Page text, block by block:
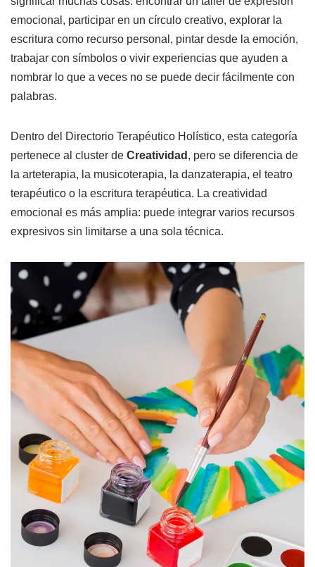
emocional, participar en un círculo creativo, explorar la
escritura como recurso personal, pintar desde la emoción,
trabajar con símbolos o vivir experiencias que ayuden a
nombrar lo que a veces no se puede decir fácilmente con
palabras.
Dentro del Directorio Terapéutico Holístico, esta categoría
pertenece al cluster de Creatividad , pero se diferencia de
la arteterapia, la musicoterapia, la danzaterapia, el teatro
terapéutico o la escritura terapéutica. La creatividad
emocional es más amplia: puede integrar varios recursos
expresivos sin limitarse a una sola técnica.